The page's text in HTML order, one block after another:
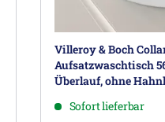
Villeroy & Boch
Aufsatzwaschtisch
Überlauf, ohne
Sofort lieferbar